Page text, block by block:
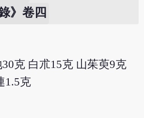
》卷四
30克 白朮15克 山茱萸9克
1.5克